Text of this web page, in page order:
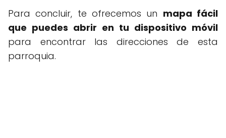
Para concluir, te ofrecemos un mapa fácil
que puedes abrir en tu dispositivo móvil
para encontrar las direcciones de esta
parroquia.